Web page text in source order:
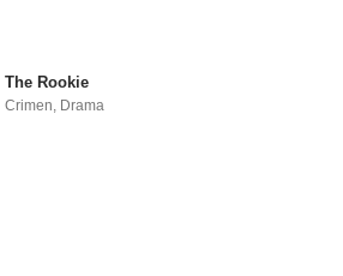
The Rookie
Crimen, Drama